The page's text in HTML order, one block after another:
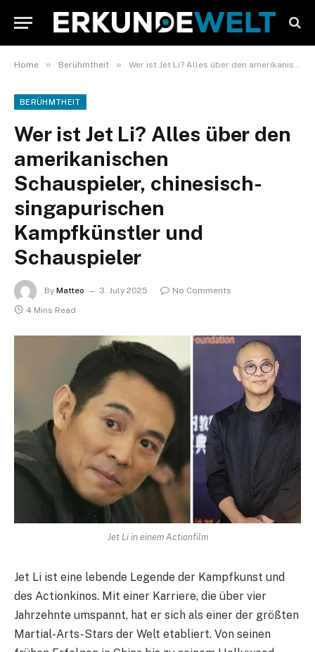
Home » Berühmtheit » Wer ist Jet Li? Alles über den amerikanischen Schauspieler, chinesisch-singapurischen Kampfkünstler und Schauspieler
BERÜHMTHEIT
Wer ist Jet Li? Alles über den
amerikanischen
Schauspieler, chinesisch-
singapurischen
Kampfkünstler und
Schauspieler
By Matteo 3. July 2025
No Comments
4 Mins Read
Jet Li in einem Actionfilm
Jet Li ist eine lebende Legende der Kampfkunst und
des Actionkinos. Mit einer Karriere, die über vier
Jahrzehnte umspannt, hat er sich als einer der größten
Martial-Arts-Stars der Welt etabliert. Von seinen